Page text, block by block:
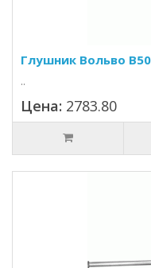
Глушник Вольво
..
Цена: 2783.80